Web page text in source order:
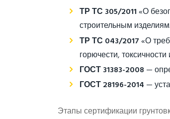
ТР ТС 305/2011«О
строительным изделиям.
ТР ТС 043/2017«О
горючести,
ГОСТ 31383-2008 —
ГОСТ 28196-2014 —
Этапы сертификации